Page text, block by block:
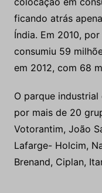
ficando atrás
Índia. Em 2010,
consumiu 59
em 2012, com 68
O parque
por mais de 20
Votorantim, João
Lafarge- Holcim,
Brenand, Ciplan,